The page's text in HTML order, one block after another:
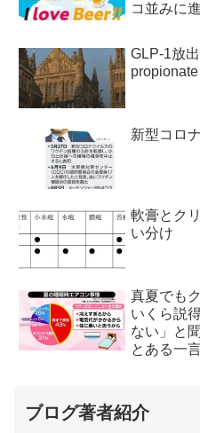
コ並みに
GLP-1放
新型コロ
軟膏とク
い分け
真夏でも
いくら説
ない」と
とある一
ブログ著者紹介